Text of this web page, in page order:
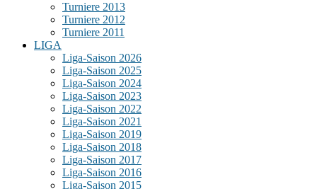
Turniere 2013
Turniere 2012
Turniere 2011
LIGA
Liga-Saison 2026
Liga-Saison 2025
Liga-Saison 2024
Liga-Saison 2023
Liga-Saison 2022
Liga-Saison 2021
Liga-Saison 2019
Liga-Saison 2018
Liga-Saison 2017
Liga-Saison 2016
Liga-Saison 2015